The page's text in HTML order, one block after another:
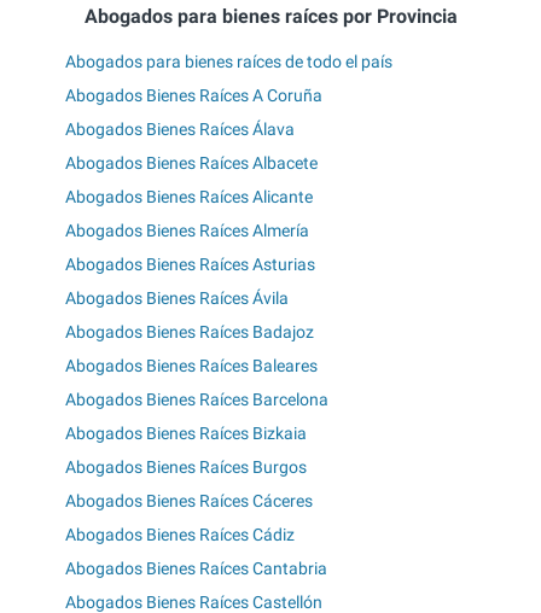
Abogados para bienes raíces por Provincia
Abogados para bienes raíces de todo el país
Abogados Bienes Raíces A Coruña
Abogados Bienes Raíces Álava
Abogados Bienes Raíces Albacete
Abogados Bienes Raíces Alicante
Abogados Bienes Raíces Almería
Abogados Bienes Raíces Asturias
Abogados Bienes Raíces Ávila
Abogados Bienes Raíces Badajoz
Abogados Bienes Raíces Baleares
Abogados Bienes Raíces Barcelona
Abogados Bienes Raíces Bizkaia
Abogados Bienes Raíces Burgos
Abogados Bienes Raíces Cáceres
Abogados Bienes Raíces Cádiz
Abogados Bienes Raíces Cantabria
Abogados Bienes Raíces Castellón